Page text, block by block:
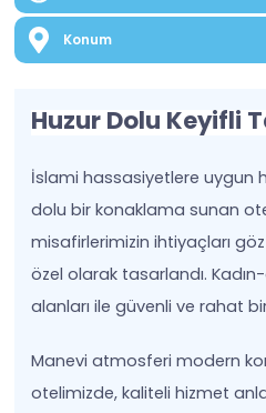
Konum
Huzur Dolu Keyifli
İslami hassasiyetlere uygun
dolu bir konaklama sunan
misafirlerimizin ihtiyaçları
özel olarak tasarlandı.
alanları ile güvenli ve rahat
Manevi atmosferi modern
otelimizde, kaliteli hizmet